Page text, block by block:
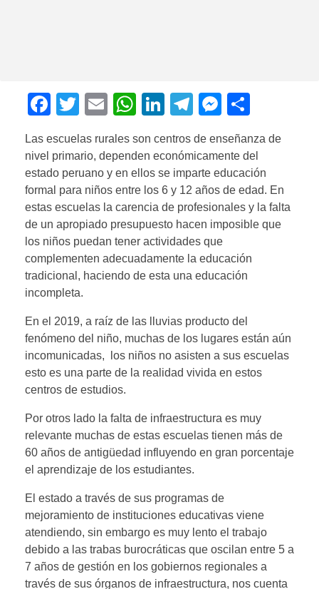
F
c
e
b
o
o
k
T
tt
er
E
ail
W
at
s
A
p
p
Li
k
e
dI
n
T
e
gr
a
m
M
ss
e
n
g
er
m
p
ar
tir
Las escuelas rurales son centros de enseñanza de
nivel primario, dependen económicamente del
estado peruano y en ellos se imparte educación
formal para niños entre los 6 y 12 años de edad. En
estas escuelas la carencia de profesionales y la falta
de un apropiado presupuesto hacen imposible que
los niños puedan tener actividades que
complementen adecuadamente la educación
tradicional, haciendo de esta una educación
incompleta.
En el 2019, a raíz de las lluvias producto del
fenómeno del niño, muchas de los lugares están aún
incomunicadas, los niños no asisten a sus escuelas
esto es una parte de la realidad vivida en estos
centros de estudios.
Por otros lado la falta de infraestructura es muy
relevante muchas de estas escuelas tienen más de
60 años de antigüedad influyendo en gran porcentaje
el aprendizaje de los estudiantes.
El estado a través de sus programas de
mejoramiento de instituciones educativas viene
atendiendo, sin embargo es muy lento el trabajo
debido a las trabas burocráticas que oscilan entre 5 a
7 años de gestión en los gobiernos regionales a
través de sus órganos de infraestructura, nos cuenta